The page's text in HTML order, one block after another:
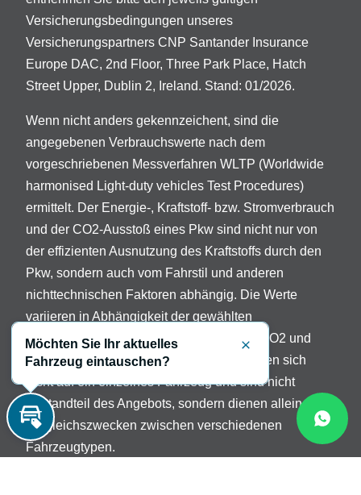
Versicherungsbedingungen unseres
Versicherungspartners CNP Santander Insurance
Europe DAC, 2nd Floor, Three Park Place, Hatch
Street Upper, Dublin 2, Ireland. Stand: 01/2026.
Wenn nicht anders gekennzeichent, sind die
angegebenen Verbrauchswerte nach dem
vorgeschriebenen Messverfahren WLTP (Worldwide
harmonised Light-duty vehicles Test Procedures)
ermittelt. Der Energie-, Kraftstoff- bzw. Stromverbrauch
und der CO2-Ausstoß eines Pkw sind nicht nur von
der effizienten Ausnutzung des Kraftstoffs durch den
Pkw, sondern auch vom Fahrstil und anderen
nichttechnischen Faktoren abhängig. Die Werte
variieren in Abhängigkeit der gewählten
Sonderausstattungen. Beschreibung der CO2 und
Verbrauchsangaben: Die Angaben beziehen sich
nicht auf ein einzelnes Fahrzeug und sind nicht
Bestandteil des Angebots, sondern dienen allein
Vergleichszwecken zwischen verschiedenen
Fahrzeugtypen.
Inzahlungnahme
Möchten Sie Ihr aktuelles
Fahrzeug eintauschen?
Schließen